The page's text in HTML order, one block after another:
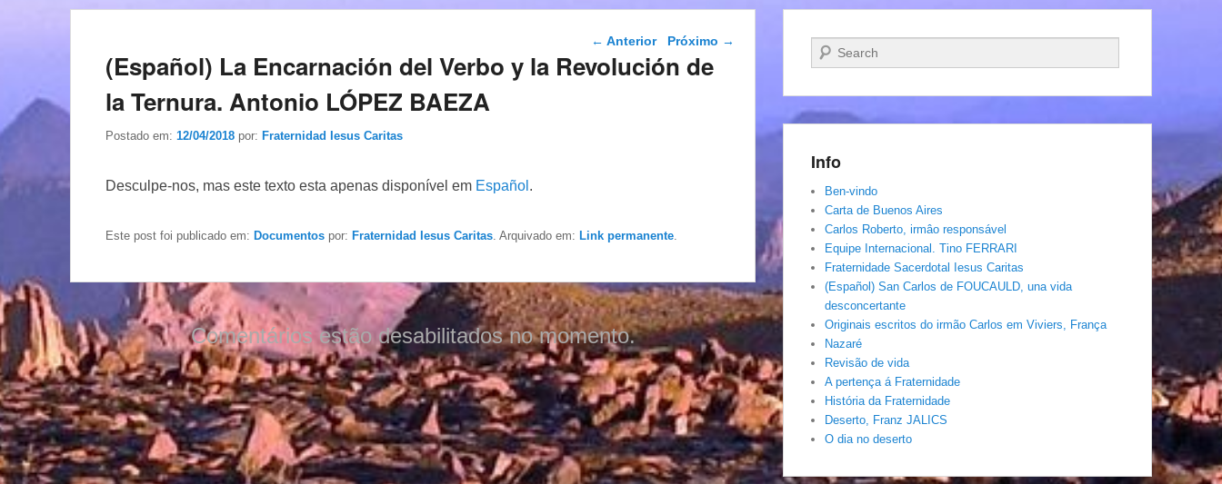
Navegação das
postagens
← Anterior Próximo →
(Español) La Encarnación del Verbo y la Revolución de
la Ternura. Antonio LÓPEZ BAEZA
Postado em: 12/04/2018 por: Fraternidad Iesus Caritas
Desculpe-nos, mas este texto esta apenas disponível em Español .
Este post foi publicado em: Documentos por: Fraternidad Iesus Caritas . Arquivado em: Link permanente
Comentários estão desabilitados no momento.
Pesquisar…
Info
Ben-vindo
Carta de Buenos Aires
Carlos Roberto, irmâo responsável
Equipe Internacional. Tino FERRARI
Fraternidade Sacerdotal Iesus Caritas
(Español) San Carlos de FOUCAULD, una vida
desconcertante
Originais escritos do irmão Carlos em Viviers, França
Nazaré
Revisão de vida
A pertença á Fraternidade
História da Fraternidade
Deserto, Franz JALICS
O dia no deserto